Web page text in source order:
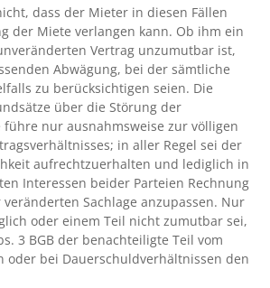
dass der Mieter in diesen Fällen
der Miete verlangen kann. Ob ihm ein
Vertrag unzumutbar ist,
Abwägung, bei der sämtliche
zu berücksichtigen seien. Die
über die Störung der
führe nur ausnahmsweise zur völligen
in aller Regel sei der
aufrechtzuerhalten und lediglich in
Interessen beider Parteien Rechnung
Sachlage anzupassen. Nur
oder einem Teil nicht zumutbar sei,
3 BGB der benachteiligte Teil vom
oder bei Dauerschuldverhältnissen den